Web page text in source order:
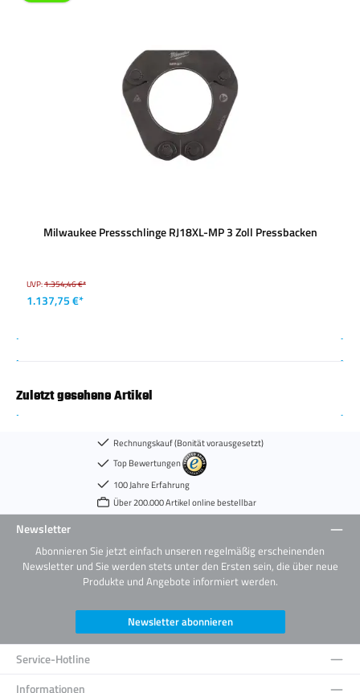
Milwaukee Pressschlinge RJ18XL-MP 3 Zoll Pressbacken
UVP:1.354,46 €*
1.137,75 €*
Zuletzt gesehene Artikel
Rechnungskauf (Bonität vorausgesetzt)
Top Bewertungen
100 Jahre Erfahrung
Über 200.000 Artikel online bestellbar
Newsletter
Abonnieren Sie jetzt einfach unseren regelmäßig erscheinenden
Newsletter und Sie werden stets unter den Ersten sein, die über neue
Produkte und Angebote informiert werden.
Newsletter abonnieren
Service-Hotline
Informationen